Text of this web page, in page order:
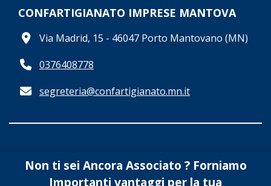
CONFARTIGIANATO IMPRESE MANTOVA
Via Madrid, 15 - 46047 Porto Mantovano (MN)
0376408778
segreteria@confartigianato.mn.it
CONFARTIGIANATO IMPRESE MANTOVA- c.f.
Non ti sei Ancora Associato ? Forniamo
Importanti vantaggi per la tua